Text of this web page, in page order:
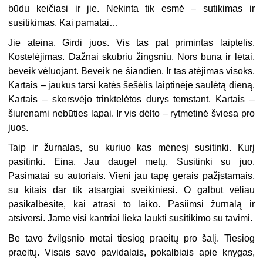
būdu keičiasi ir jie. Nekinta tik esmė – sutikimas ir
susitikimas. Kai pamatai…
Jie ateina. Girdi juos. Vis tas pat primintas laiptelis.
Kostelėjimas. Dažnai skubriu žingsniu. Nors būna ir lėtai,
beveik vėluojant. Beveik ne šiandien. Ir tas atėjimas visoks.
Kartais – jaukus tarsi katės šešėlis laiptinėje saulėtą dieną.
Kartais – skersvėjo trinktelėtos durys temstant. Kartais –
šiurenami nebūties lapai. Ir vis dėlto – rytmetinė šviesa pro
juos.
Taip ir žurnalas, su kuriuo kas mėnesį susitinki. Kurį
pasitinki. Eina. Jau daugel metų. Susitinki su juo.
Pasimatai su autoriais. Vieni jau tapę gerais pažįstamais,
su kitais dar tik atsargiai sveikiniesi. O galbūt vėliau
pasikalbėsite, kai atrasi to laiko. Pasiimsi žurnalą ir
atsiversi. Jame visi kantriai lieka laukti susitikimo su tavimi.
Be tavo žvilgsnio metai tiesiog praeitų pro šalį. Tiesiog
praeitų. Visais savo pavidalais, pokalbiais apie knygas,